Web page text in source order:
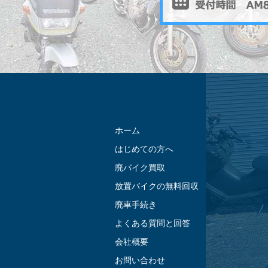
ホーム
はじめての方へ
廃バイク買取
放置バイクの無料回収
廃車手続き
よくある質問と回答
会社概要
お問い合わせ